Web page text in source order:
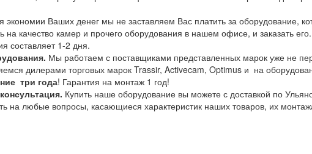
экономии Ваших денег мы не заставляем Вас платить за оборудование,
на качество камер и прочего оборудования в нашем офисе, и заказать
составляет 1-2 дня.
Мы работаем с поставщиками представленных марок уже не
дилерами торговых марок Trassir, Activecam, Optimus и на
три года! Гарантия на монтаж 1 год!
Купить наше оборудование вы можете с доставкой по
на любые вопросы, касающиеся характеристик наших товаров, их